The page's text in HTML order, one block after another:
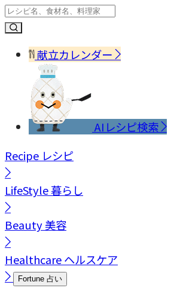
献立カレンダー
AIレシピ検索
Recipe レシピ
LifeStyle暮らし
Beauty美容
Healthcareヘルスケア
Fortune 占い